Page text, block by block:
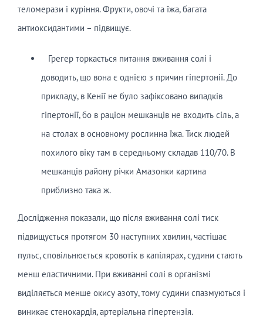
теломерази і куріння. Фрукти, овочі та їжа, багата
антиоксидантими – підвищує.
Грегер торкається питання вживання солі і
доводить, що вона є однією з причин гіпертонії. До
прикладу, в Кенії не було зафіксовано випадків
гіпертонії, бо в раціон мешканців не входить сіль, а
на столах в основному рослинна їжа. Тиск людей
похилого віку там в середньому складав 110/70. В
мешканців району річки Амазонки картина
приблизно така ж.
Дослідження показали, що після вживання солі тиск
підвищується протягом 30 наступних хвилин, частішає
пульс, сповільнюється кровотік в капілярах, судини стають
менш еластичними. При вживанні солі в організмі
виділяється менше окису азоту, тому судини спазмуються і
виникає стенокардія, артеріальна гіпертензія.